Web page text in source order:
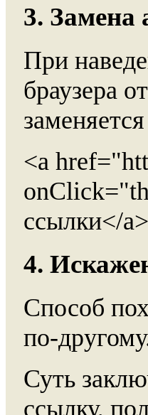
3. Замена
При
браузера
<a
ссылки</a>
4.
Способ
по-
Суть
ссылку,